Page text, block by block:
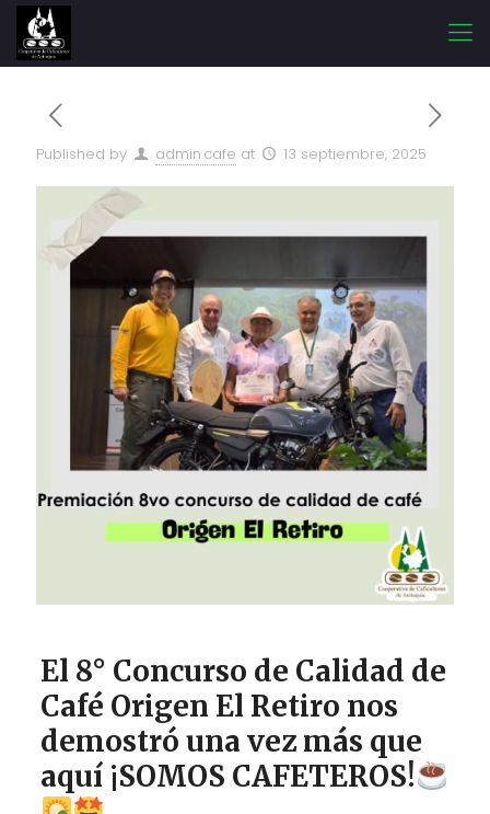
Published by admin.cafe at 13 septiembre, 2025
El 8° Concurso de Calidad de
Café Origen El Retiro nos
demostró una vez más que
aquí ¡SOMOS CAFETEROS!